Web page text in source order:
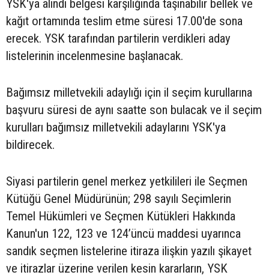
YSK'ya alındı belgesi karşılığında taşınabilir bellek ve
kağıt ortamında teslim etme süresi 17.00'de sona
erecek. YSK tarafından partilerin verdikleri aday
listelerinin incelenmesine başlanacak.
Bağımsız milletvekili adaylığı için il seçim kurullarına
başvuru süresi de aynı saatte son bulacak ve il seçim
kurulları bağımsız milletvekili adaylarını YSK'ya
bildirecek.
Siyasi partilerin genel merkez yetkilileri ile Seçmen
Kütüğü Genel Müdürünün; 298 sayılı Seçimlerin
Temel Hükümleri ve Seçmen Kütükleri Hakkında
Kanun'un 122, 123 ve 124’üncü maddesi uyarınca
sandık seçmen listelerine itiraza ilişkin yazılı şikayet
ve itirazlar üzerine verilen kesin kararların, YSK